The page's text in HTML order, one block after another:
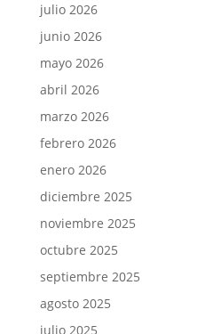
julio 2026
junio 2026
mayo 2026
abril 2026
marzo 2026
febrero 2026
enero 2026
diciembre 2025
noviembre 2025
octubre 2025
septiembre 2025
agosto 2025
julio 2025